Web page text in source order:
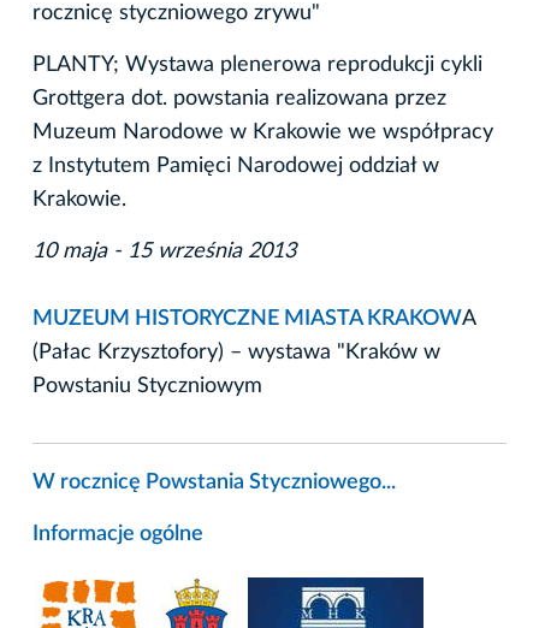
rocznicę styczniowego zrywu"
PLANTY; Wystawa plenerowa reprodukcji cykli
Grottgera dot. powstania realizowana przez
Muzeum Narodowe w Krakowie we współpracy
z Instytutem Pamięci Narodowej oddział w
Krakowie.
10 maja - 15 września 2013
MUZEUM HISTORYCZNE MIASTA KRAKOWA
(Pałac Krzysztofory) – wystawa "Kraków w
Powstaniu Styczniowym
W rocznicę Powstania Styczniowego...
Informacje ogólne